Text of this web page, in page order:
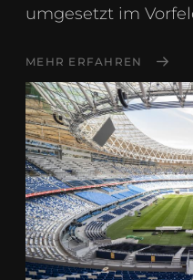
umgesetzt im
MEHR ERFAHREN